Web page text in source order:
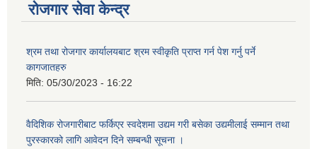
रोजगार सेवा केन्द्र
श्रम तथा रोजगार कार्यालयबाट श्रम स्वीकृति प्राप्त गर्न पेश गर्नु पर्ने
कागजातहरु
मिति: 05/30/2023 - 16:22
वैदिशिक रोजगारीबाट फर्किएर स्वदेशमा उद्यम गरी बसेका उद्यमीलाई सम्मान तथा
पुरस्कारको लागि आवेदन दिने सम्बन्धी सूचना ।